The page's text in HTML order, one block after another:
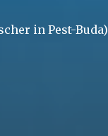
in Pest-Buda)